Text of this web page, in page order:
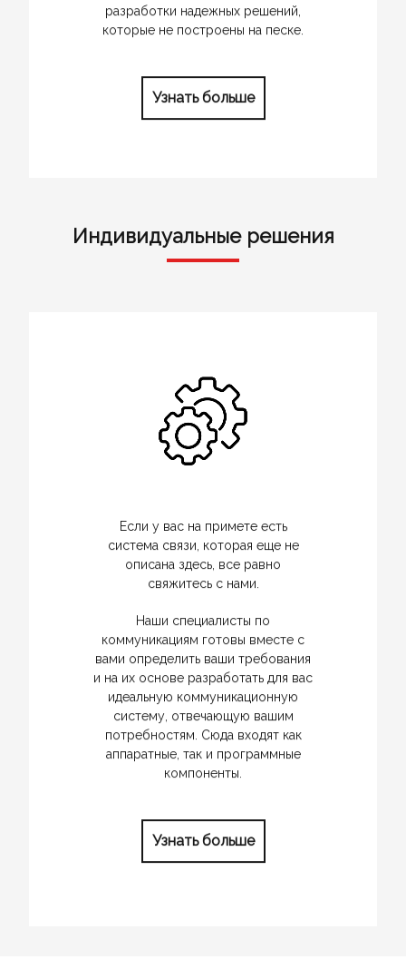
разработки надежных решений,
которые не построены на песке.
Узнать больше
Индивидуальные решения
Если у вас на примете есть
система связи, которая еще не
описана здесь, все равно
свяжитесь с нами.
Наши специалисты по
коммуникациям готовы вместе с
вами определить ваши требования
и на их основе разработать для вас
идеальную коммуникационную
систему, отвечающую вашим
потребностям. Сюда входят как
аппаратные, так и программные
компоненты.
Узнать больше